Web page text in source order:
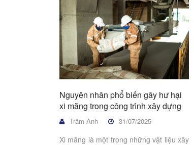
Nguyên nhân phổ biến gây hư hại
xi măng trong công trình xây dựng
Trâm Anh 31/07/2025
Xi măng là một trong những vật liệu xây